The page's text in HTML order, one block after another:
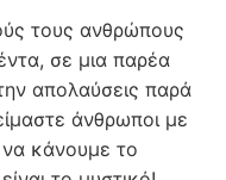
τους ανθρώπους
σε μια παρέα
απολαύσεις παρά
άνθρωποι με
κάνουμε το